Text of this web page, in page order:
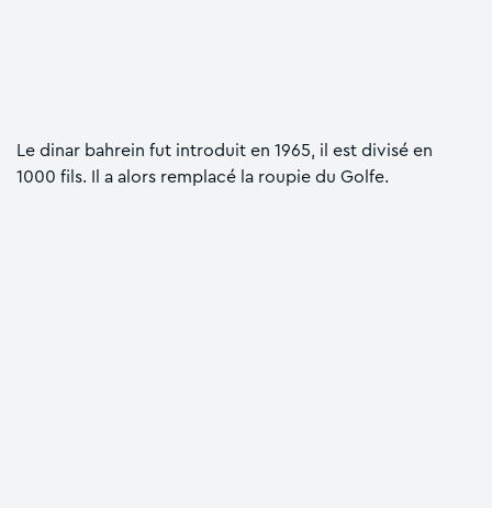
Le dinar bahrein fut introduit en 1965, il est divisé en
1000 fils. Il a alors remplacé la roupie du Golfe.